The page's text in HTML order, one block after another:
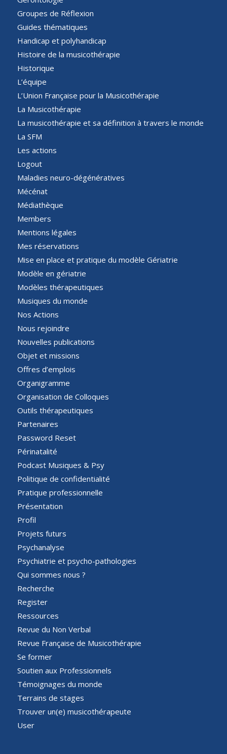
Groupes de Réflexion
Guides thématiques
Handicap et polyhandicap
Histoire de la musicothérapie
Historique
L’équipe
L’Union Française pour la Musicothérapie
La Musicothérapie
La musicothérapie et sa définition à travers le monde
La SFM
Les actions
Logout
Maladies neuro-dégénératives
Mécénat
Médiathèque
Members
Mentions légales
Mes réservations
Mise en place et pratique du modèle Gériatrie
Modèle en gériatrie
Modèles thérapeutiques
Musiques du monde
Nos Actions
Nous rejoindre
Nouvelles publications
Objet et missions
Offres d’emplois
Organigramme
Organisation de Colloques
Outils thérapeutiques
Partenaires
Password Reset
Périnatalité
Podcast Musiques & Psy
Politique de confidentialité
Pratique professionnelle
Présentation
Profil
Projets futurs
Psychanalyse
Psychiatrie et psycho-pathologies
Qui sommes nous ?
Recherche
Register
Ressources
Revue du Non Verbal
Revue Française de Musicothérapie
Se former
Soutien aux Professionnels
Témoignages du monde
Terrains de stages
Trouver un(e) musicothérapeute
User